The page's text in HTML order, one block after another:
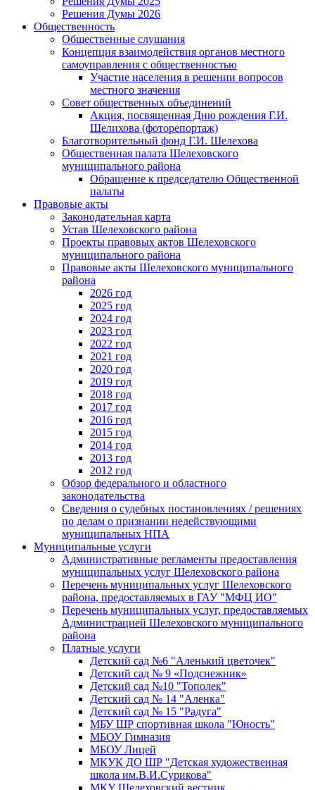
Решения Думы 2026
Общественность
Общественные слушания
Концепция взаимодействия органов местного
самоуправления с общественностью
Участие населения в решении вопросов
местного значения
Совет общественных объединений
Акция, посвященная Дню рождения Г.И.
Шелихова (фоторепортаж)
Благотворительный фонд Г.И. Шелехова
Общественная палата Шелеховского
муниципального района
Обращение к председателю Общественной
палаты
Правовые акты
Законодательная карта
Устав Шелеховского района
Проекты правовых актов Шелеховского
муниципального района
Правовые акты Шелеховского муниципального
района
2026 год
2025 год
2024 год
2023 год
2022 год
2021 год
2020 год
2019 год
2018 год
2017 год
2016 год
2015 год
2014 год
2013 год
2012 год
Обзор федерального и областного
законодательства
Сведения о судебных постановлениях / решениях
по делам о признании недействующими
муниципальных НПА
Муниципальные услуги
Административные регламенты предоставления
муниципальных услуг Шелеховского района
Перечень муниципальных услуг Шелеховского
района, предоставляемых в ГАУ "МФЦ ИО"
Перечень муниципальных услуг, предоставляемых
Администрацией Шелеховского муниципального
района
Платные услуги
Детский сад №6 "Аленький цветочек"
Детский сад № 9 «Подснежник»
Детский сад №10 "Тополек"
Детский сад № 14 "Аленка"
Детский сад № 15 "Радуга"
МБУ ШР спортивная школа "Юность"
МБОУ Гимназия
МБОУ Лицей
МКУК ДО ШР "Детская художественная
школа им.В.И.Сурикова"
МКУ Шелеховский вестник